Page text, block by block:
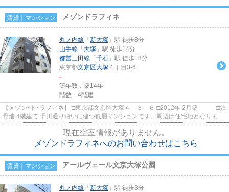
賃貸｜マンション メゾンドラフィネ
丸ノ内線 「 新大塚 」駅 徒歩8分
山手線 「 大塚 」駅 徒歩14分
都営三田線 「 千石 」駅 徒歩13分
東京都文京区大塚 ４丁目3-6
-
築年数：築14年
階数：4階建
【メゾン･ド･ラフィネ】 □東京都文京区大塚４－３－６ □2012年 2月築 □鉄
骨造 4階建て 千川通り沿いに建つ低層マンションです。周辺は住宅地となりま
現在空室情報がありません。
メゾンドラフィネへのお問い合わせはこちら
賃貸｜マンション アールヴェール文京大塚公園
丸ノ内線 「 新大塚 」駅 徒歩3分